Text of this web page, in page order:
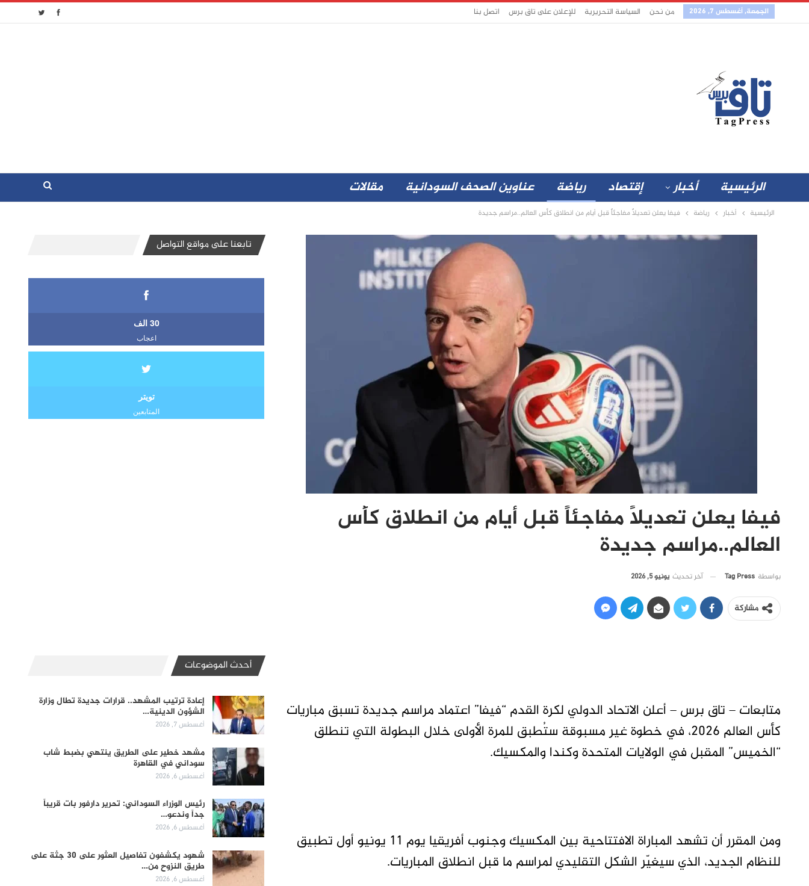
الجمعة, أغسطس 7, 2026 من نحن السياسة التحريرية للإعلان على تاق برس اتصل بنا
الرئيسية أخبار إقتصاد رياضة عناوين الصحف السودانية مقالات
الرئيسية أخبار رياضة فيفا يعلن تعديلاً مفاجئاً قبل أيام من انطلاق كأس العالم..مراسم جديدة
فيفا يعلن تعديلاً مفاجئاً قبل أيام من انطلاق كأس
العالم..مراسم جديدة
بواسطة Tag Press آخر تحديث يونيو 5, 2026
مشاركة
متابعات – تاق برس – أعلن الاتحاد الدولي لكرة القدم “فيفا” اعتماد مراسم جديدة تسبق مباريات
كأس العالم 2026، في خطوة غير مسبوقة ستُطبق للمرة الأولى خلال البطولة التي تنطلق
“الخميس” المقبل في الولايات المتحدة وكندا والمكسيك.
ومن المقرر أن تشهد المباراة الافتتاحية بين المكسيك وجنوب أفريقيا يوم 11 يونيو أول تطبيق
للنظام الجديد، الذي سيغيّر الشكل التقليدي لمراسم ما قبل انطلاق المباريات.
تابعنا على مواقع التواصل
30 الف
اعجاب
تويتر
المتابعين
أحدث الموضوعات
إعادة ترتيب المشهد.. قرارات جديدة تطال وزارة
الشؤون الدينية…
أغسطس 7, 2026
مشهد خطير على الطريق ينتهي بضبط شاب
سوداني في القاهرة
أغسطس 6, 2026
رئيس الوزراء السوداني: تحرير دارفور بات قريباً
جداً وندعو…
أغسطس 6, 2026
شهود يكشفون تفاصيل العثور على 30 جثة على
طريق النزوح من…
أغسطس 6, 2026